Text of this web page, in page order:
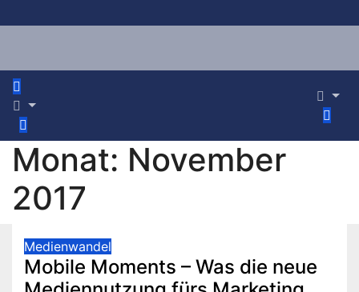
Inhalt
Monat: November
2017
Medienwandel
Mobile Moments – Was die neue